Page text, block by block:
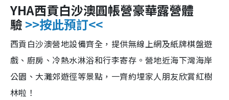
YHA西貢白沙澳圓帳營豪華露營體
驗 >>按此預訂<<
西貢白沙澳營地設備齊全，提供無線上網及紙牌棋盤遊
戲、廚房、冷熱水淋浴和行李寄存。營地近海下灣海岸
公園、大灘郊遊徑等景點，一齊約埋家人朋友欣賞紅樹
林啦！